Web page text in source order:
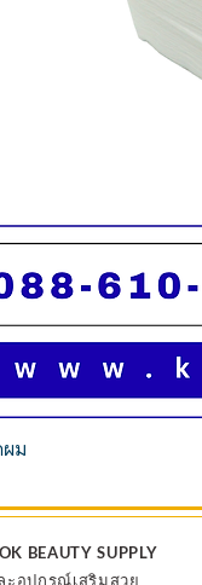
ม
BEAUTY SUPPLY
ะอุปกรณ์เสริมสวย